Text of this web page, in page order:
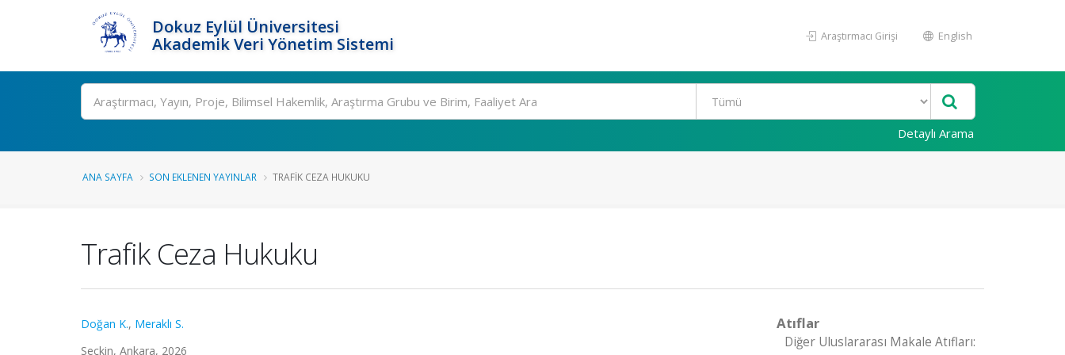
Dokuz Eylül Üniversitesi
Akademik Veri Yönetim Sistemi
Araştırmacı Girişi English
Ara
Detaylı Arama
ANA SAYFA SON EKLENEN YAYINLAR TRAFIK CEZA HUKUKU
Trafik Ceza Hukuku
Doğan K., Meraklı S.
Seçkin, Ankara, 2026
Atıflar
Diğer Uluslararası Makale Atıfları: